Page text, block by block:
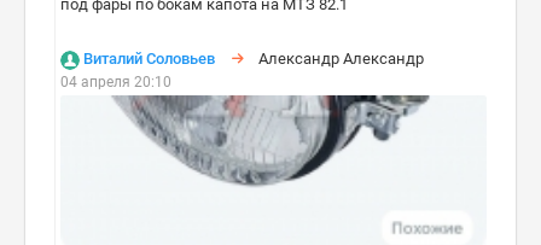
под фары по бокам капота на МТЗ 82.1
Виталий Соловьев Александр Александр
04 апреля 20:10